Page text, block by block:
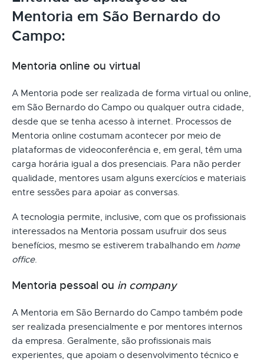
Mentoria em São Bernardo do
Campo:
Mentoria online ou virtual
A Mentoria pode ser realizada de forma virtual ou online,
em São Bernardo do Campo ou qualquer outra cidade,
desde que se tenha acesso à internet. Processos de
Mentoria online costumam acontecer por meio de
plataformas de videoconferência e, em geral, têm uma
carga horária igual a dos presenciais. Para não perder
qualidade, mentores usam alguns exercícios e materiais
entre sessões para apoiar as conversas.
A tecnologia permite, inclusive, com que os profissionais
interessados na Mentoria possam usufruir dos seus
benefícios, mesmo se estiverem trabalhando em home
office.
Mentoria pessoal ou in company
A Mentoria em São Bernardo do Campo também pode
ser realizada presencialmente e por mentores internos
da empresa. Geralmente, são profissionais mais
experientes, que apoiam o desenvolvimento técnico e